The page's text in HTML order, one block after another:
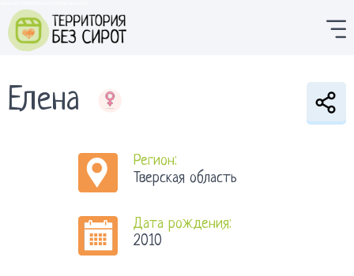
Елена
Регион:
Тверская область
Дата рождения:
2010